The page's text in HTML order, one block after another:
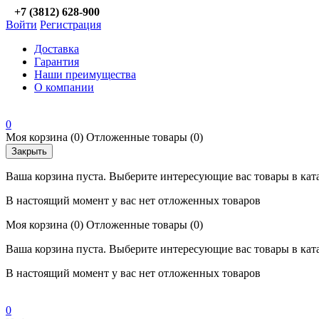
+7 (3812) 628-900
Войти Регистрация
Доставка
Гарантия
Наши преимущества
О компании
0
Моя корзина (0) Отложенные товары (0)
Закрыть
Ваша корзина пуста. Выберите интересующие вас товары в
В настоящий момент у вас нет отложенных товаров
Моя корзина (0) Отложенные товары (0)
Ваша корзина пуста. Выберите интересующие вас товары в
В настоящий момент у вас нет отложенных товаров
0